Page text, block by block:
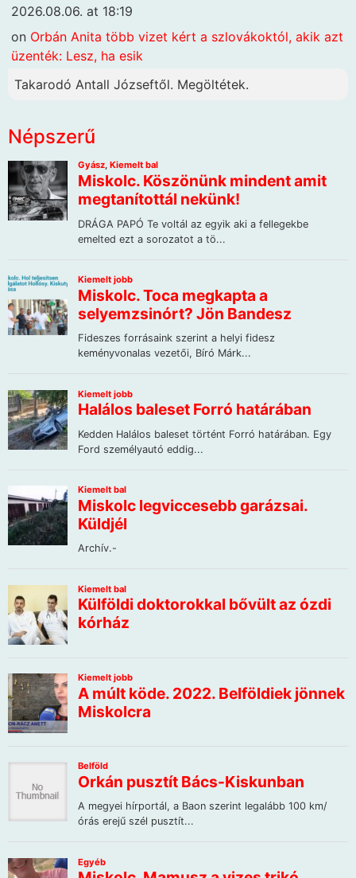
2026.08.06. at 18:19
on Orbán Anita több vizet kért a szlovákoktól, akik azt
üzenték: Lesz, ha esik
Takarodó Antall Józseftől. Megöltétek.
Népszerű